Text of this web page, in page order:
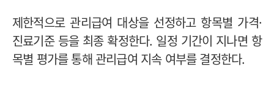
제한적으로 관리급여 대상을 선정하고 항목별 가격·
진료기준 등을 최종 확정한다. 일정 기간이 지나면 항
목별 평가를 통해 관리급여 지속 여부를 결정한다.